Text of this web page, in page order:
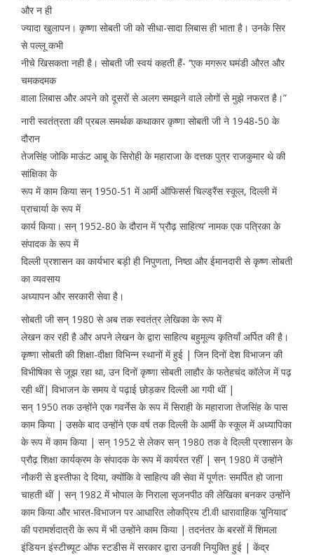
और न ही
ज्यादा खुलापन। कृष्णा सोबती जी को सीधा-सादा लिबास ही भाता है। उनके सिर
से पल्लू कभी
नीचे खिसकता नही है। सोबती जी स्वयं कहती हैं- ‘‘एक मगरूर घमंडी औरत और
चमकदमक
वाला लिबास और अपने को दूसरों से अलग समझने वाले लोगों से मुझे नफरत है।”
नारी स्वतंत्रता की प्रबल समर्थक कथाकार कृष्णा सोबती जी ने 1948-50 के
दौरान
तेजसिंह जोकि माऊंट आबू के सिरोही के महाराजा के दत्तक पुत्र राजकुमार थे की
सांक्षिका के
रूप में काम किया सन् 1950-51 में आर्मी ऑफिसर्स चिल्ड्रैंस स्कूल, दिल्ली में
प्राचार्या के रूप में
कार्य किया। सन् 1952-80 के दौरान में ‘प्रौढ़ साहित्य’ नामक एक पत्रिका के
संपादक के रूप में
दिल्ली प्रशासन का कार्यभार बड़ी ही निपुणता, निष्ठा और ईमानदारी से कृष्ण सोबती
का व्यवसाय
अध्यापन और सरकारी सेवा है।
सोबती जी सन् 1980 से अब तक स्वतंत्र लेखिका के रूप में
लेखन कर रही है और अपने लेखन के द्वारा साहित्य बहुमूल्य कृतियाँ अर्पित की है।
कृष्णा सोबती की शिक्षा-दीक्षा विभिन्न स्थानों में हुई | जिन दिनों देश विभाजन की
विभीषिका से जूझ रहा था, उन दिनों कृष्णा सोबती लाहौर के फतेहचंद कॉलेज में पढ़
रही थीं| विभाजन के समय वे पढ़ाई छोड़कर दिल्ली आ गयी थीं |
सन् 1950 तक उन्होंने एक गवर्नेस के रूप में सिराही के महाराजा तेजसिंह के पास
काम किया | उसके बाद उन्होंने एक वर्ष तक दिल्ली के आर्मी के स्कूल में अध्यापिका
के रूप में काम किया | सन् 1952 से लेकर सन् 1980 तक वे दिल्ली प्रशासन के
प्रौढ़ शिक्षा कार्यक्रम के संपादक के रूप में कार्यरत रहीं | सन् 1980 में उन्होंने
नौकरी से इस्तीफा दे दिया, क्योंकि वे साहित्य की सेवा में पूर्णतः समर्पित हो जाना
चाहती थीं | सन् 1982 में भोपाल के निराला सृजनपीठ की लेखिका बनकर उन्होंने
काम किया और भारत-विभाजन पर आधारित लोकप्रिय टी.वी धारावाहिक ‘बुनियाद’
की परामर्शदात्री के रूप में भी उन्होंने काम किया | तदनंतर के बरसों में शिमला
इंडियन इंस्टीच्यूट ऑफ स्टडीस में सरकार द्वारा उनकी नियुक्ति हुई | केंद्र